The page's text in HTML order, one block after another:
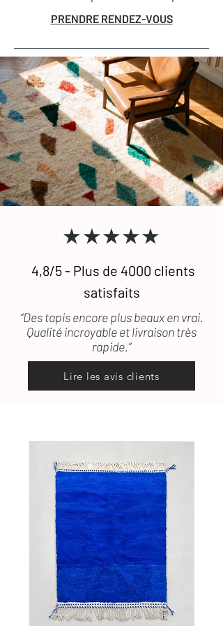
votre intérieur. Parfaits dans un salon
chambre pour un réveil tout en
douceur, les tapis Beni Ouarain
s’adaptent à tous les espaces.
Traditionnellement noirs et blancs avec
des motifs graphiques minimalistes,
ils existent aussi aujourd’hui dans des
versions unies ou colorées, pour
s’intégrer à tous les styles de
décoration, du plus épuré au plus
audacieux.
PRENDRE RENDEZ-VOUS
★★★★★
4,8/5 - Plus de 4000 clients
satisfaits
“Des tapis encore plus beaux en vrai.
Qualité incroyable et livraison très
rapide.”
Lire les avis clients